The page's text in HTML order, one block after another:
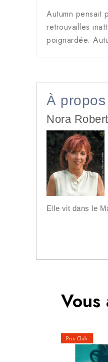
Autumn pensait
retrouvailles
poignardée.
À propos
Nora
Elle vit dans le
Vous